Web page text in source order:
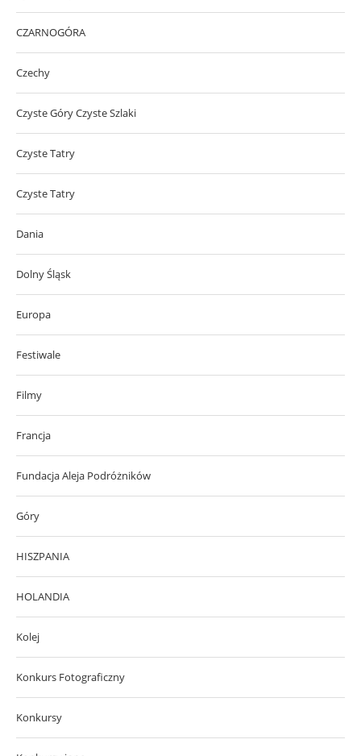
CZARNOGÓRA
Czechy
Czyste Góry Czyste Szlaki
Czyste Tatry
Czyste Tatry
Dania
Dolny Śląsk
Europa
Festiwale
Filmy
Francja
Fundacja Aleja Podróżników
Góry
HISZPANIA
HOLANDIA
Kolej
Konkurs Fotograficzny
Konkursy